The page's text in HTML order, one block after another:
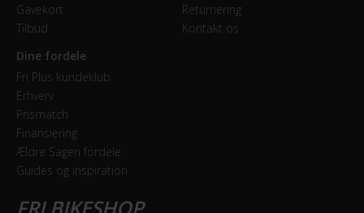
Gavekort
Tilbud
Returnering
Kontakt os
Dine fordele
Fri Plus kundeklub
Erhverv
Prismatch
Finansiering
Ældre Sagen fordele
Guides og inspiration